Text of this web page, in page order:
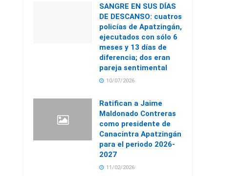
SANGRE EN SUS DÍAS
DE DESCANSO: cuatros
policías de Apatzingán,
ejecutados con sólo 6
meses y 13 días de
diferencia; dos eran
pareja sentimental
10/07/2026
Ratifican a Jaime
Maldonado Contreras
como presidente de
Canacintra Apatzingán
para el periodo 2026-
2027
11/02/2026